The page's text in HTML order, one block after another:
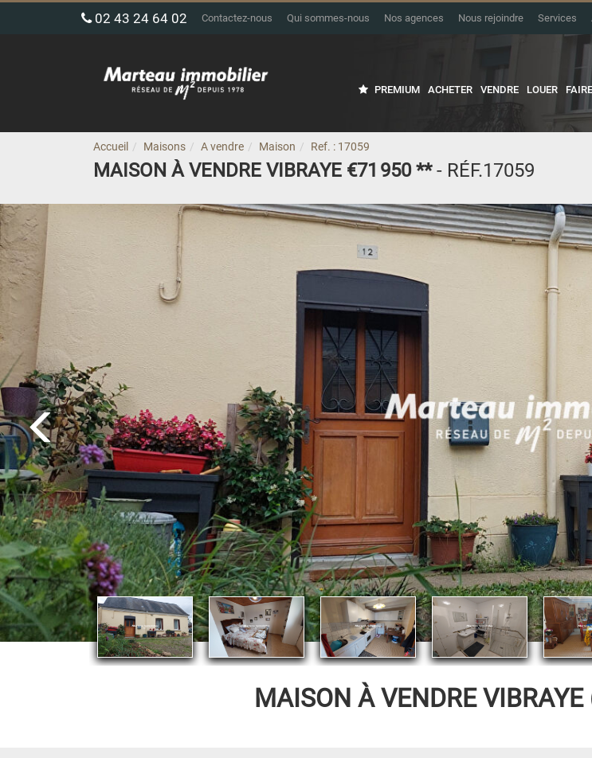
02 43 24 64 02 Contactez-nous Qui sommes-nous Nos agences Nous rejoindre Services
PREMIUM ACHETER VENDRE LOUER
Accueil Maisons A vendre Maison Ref. : 17059
MAISON À VENDRE VIBRAYE €71 950**- RÉF.17059
MAISON À VENDRE